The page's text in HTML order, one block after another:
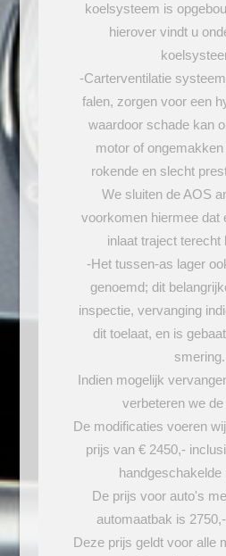
koelsysteem is
hierover vindt u
-Carterventilatie
falen, zorgen voor een
waardoor schade kan
motor of
rokende en slecht
We sluiten de AOS
voorkomen hiermee dat
inlaat traject terecht
-Het tussen-as lager
genoemd; dit
inspectie, vervanging
dit toelaat, en is
smering.
Indien mogelijk
verbeteren we
De modificaties voeren
prijs van € 2450,-
handgeschakelde
De prijs voor auto's
automaatbak is
Deze prijs geldt voor alle